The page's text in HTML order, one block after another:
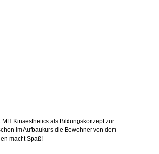
Kinaesthetics als Bildungskonzept zur
im Aufbaukurs die Bewohner von dem
macht Spaß!